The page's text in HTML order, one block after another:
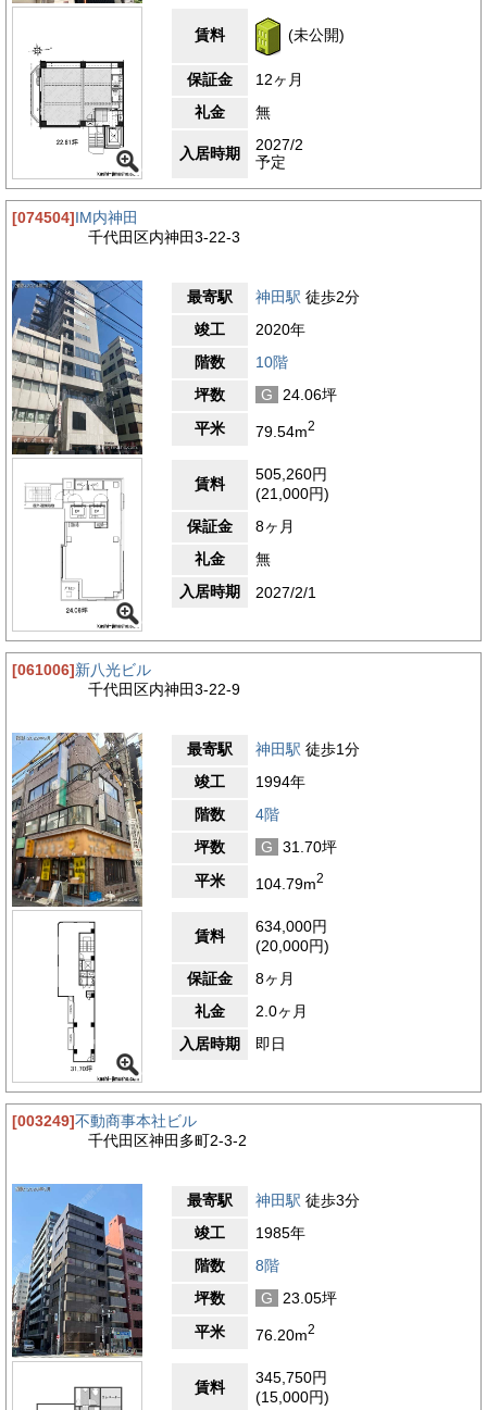
賃料 (未公開)
保証金
12ヶ月
礼金
無
入居時期
2027/2
予定
[074504]IM内神田
千代田区内神田3-22-3
最寄駅 神田駅 徒歩2分
竣工
2020年
階数
10階
坪数
G
24.06坪
平米
79.54m2
賃料
505,260円
(21,000円)
保証金
8ヶ月
礼金
無
入居時期
2027/2/1
[061006]新八光ビル
千代田区内神田3-22-9
最寄駅 神田駅 徒歩1分
竣工
1994年
階数
4階
坪数
G
31.70坪
平米
104.79m2
賃料
634,000円
(20,000円)
保証金
8ヶ月
礼金
2.0ヶ月
入居時期
即日
[003249]不動商事本社ビル
千代田区神田多町2-3-2
最寄駅 神田駅 徒歩3分
竣工
1985年
階数
8階
坪数
G
23.05坪
平米
76.20m2
賃料
345,750円
(15,000円)